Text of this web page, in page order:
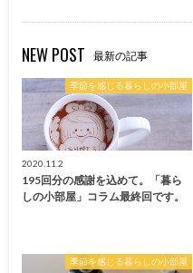
NEW POST 最新の記事
季節を感じる暮らしの小部屋
2020.11.2
195回分の感謝を込めて。「暮ら
しの小部屋」コラム最終回です。
季節を感じる暮らしの小部屋